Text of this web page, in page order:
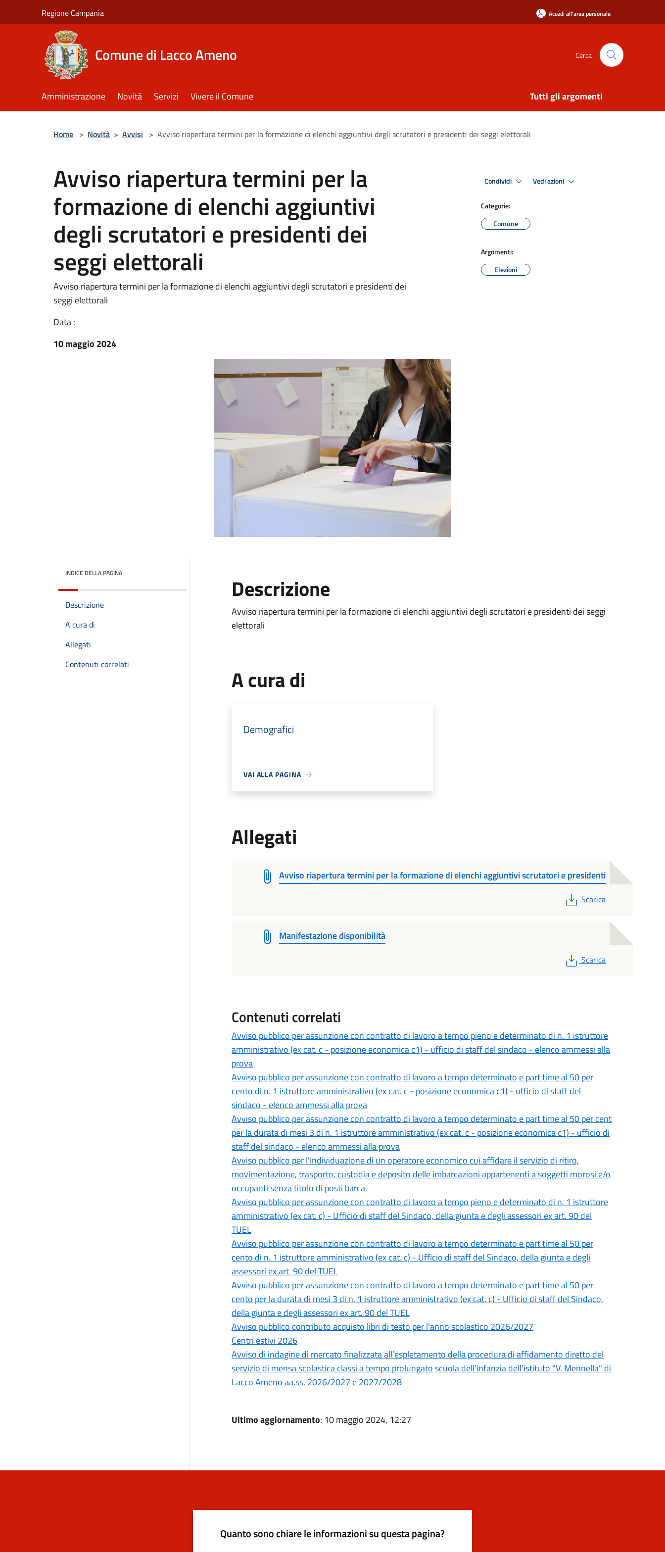
Regione Campania Accedi all'area personale
Comune di Lacco Ameno Cerca
Amministrazione Novità Servizi Vivere il Comune Tutti gli argomenti
Home > Novità > Avvisi > Avviso riapertura termini per la formazione di elenchi aggiuntivi degli scrutatori e presidenti dei seggi elettorali
Avviso riapertura termini per la
formazione di elenchi aggiuntivi
degli scrutatori e presidenti dei
seggi elettorali
Avviso riapertura termini per la formazione di elenchi aggiuntivi degli scrutatori e presidenti dei
seggi elettorali
Data :
10 maggio 2024
Condividi Vedi azioni
Categorie:
Comune
Argomenti:
Elezioni
INDICE DELLA PAGINA
Descrizione
A cura di
Allegati
Contenuti correlati
Descrizione
Avviso riapertura termini per la formazione di elenchi aggiuntivi degli scrutatori e presidenti dei seggi
elettorali
A cura di
Demografici
VAI ALLA PAGINA
Allegati
Avviso riapertura termini per la formazione di elenchi aggiuntivi scrutatori e presidenti
PDF
Scarica
Manifestazione disponibilità
PDF
Scarica
Contenuti correlati
Avviso pubblico per assunzione con contratto di lavoro a tempo pieno e determinato di n. 1 istruttore
amministrativo (ex cat. c - posizione economica c1) - ufficio di staff del sindaco - elenco ammessi alla
prova
Avviso pubblico per assunzione con contratto di lavoro a tempo determinato e part time al 50 per
cento di n. 1 istruttore amministrativo (ex cat. c - posizione economica c1) - ufficio di staff del
sindaco - elenco ammessi alla prova
Avviso pubblico per assunzione con contratto di lavoro a tempo determinato e part time al 50 per cent
per la durata di mesi 3 di n. 1 istruttore amministrativo (ex cat. c - posizione economica c1) - ufficio di
staff del sindaco - elenco ammessi alla prova
Avviso pubblico per l'individuazione di un operatore economico cui affidare il servizio di ritiro,
movimentazione, trasporto, custodia e deposito delle imbarcazioni appartenenti a soggetti morosi e/o
occupanti senza titolo di posti barca.
Avviso pubblico per assunzione con contratto di lavoro a tempo pieno e determinato di n. 1 istruttore
amministrativo (ex cat. c) - Ufficio di staff del Sindaco, della giunta e degli assessori ex art. 90 del
TUEL
Avviso pubblico per assunzione con contratto di lavoro a tempo determinato e part time al 50 per
cento di n. 1 istruttore amministrativo (ex cat. c) - Ufficio di staff del Sindaco, della giunta e degli
assessori ex art. 90 del TUEL
Avviso pubblico per assunzione con contratto di lavoro a tempo determinato e part time al 50 per
cento per la durata di mesi 3 di n. 1 istruttore amministrativo (ex cat. c) - Ufficio di staff del Sindaco,
della giunta e degli assessori ex art. 90 del TUEL
Avviso pubblico contributo acquisto libri di testo per l’anno scolastico 2026/2027
Centri estivi 2026
Avviso di indagine di mercato finalizzata all’espletamento della procedura di affidamento diretto del
servizio di mensa scolastica classi a tempo prolungato scuola dell’infanzia dell'istituto "V. Mennella" di
Lacco Ameno aa.ss. 2026/2027 e 2027/2028
Ultimo aggiornamento: 10 maggio 2024, 12:27
Quanto sono chiare le informazioni su questa pagina?